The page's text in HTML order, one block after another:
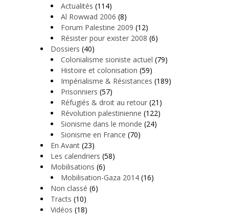
Actualités (114)
Al Rowwad 2006 (8)
Forum Palestine 2009 (12)
Résister pour exister 2008 (6)
Dossiers (40)
Colonialisme sioniste actuel (79)
Histoire et colonisation (59)
Impérialisme & Résistances (189)
Prisonniers (57)
Réfugiés & droit au retour (21)
Révolution palestinienne (122)
Sionisme dans le monde (24)
Sionisme en France (70)
En Avant (23)
Les calendriers (58)
Mobilisations (6)
Mobilisation-Gaza 2014 (16)
Non classé (6)
Tracts (10)
Vidéos (18)